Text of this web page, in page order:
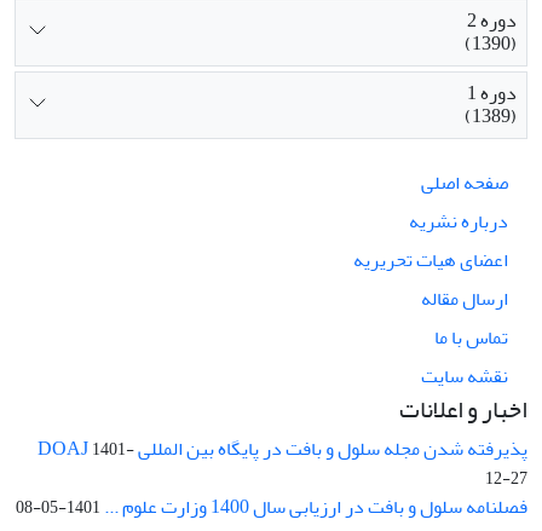
دوره 2
(1390)
دوره 1
(1389)
صفحه اصلی
درباره نشریه
اعضای هیات تحریریه
ارسال مقاله
تماس با ما
نقشه سایت
اخبار و اعلانات
پذیرفته شدن مجله سلول و بافت در پایگاه بین المللی DOAJ1401-
12-27
فصلنامه سلول و بافت در ارزیابی سال 1400 وزارت علوم ... 1401-05-08